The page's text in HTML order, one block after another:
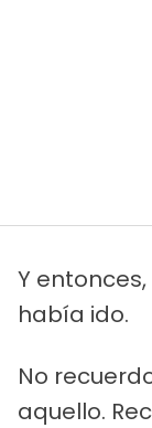
Y
había ido.
No
aquello.